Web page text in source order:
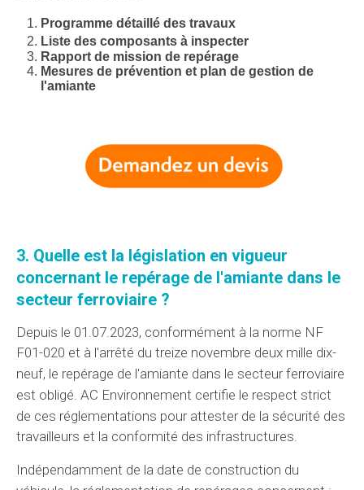
Programme détaillé des travaux
Liste des composants à inspecter
Rapport de mission de repérage
Mesures de prévention et plan de gestion de
l'amiante
3. Quelle est la législation en vigueur
concernant le repérage de l'amiante dans le
secteur ferroviaire ?
Depuis le 01.07.2023, conformément à la norme NF
F01-020 et à l'arrêté du treize novembre deux mille dix-
neuf, le repérage de l'amiante dans le secteurferroviaire
est obligé AC Environnement certifie le respect strict
de ces réglementations pour attester de la sécurité des
travailleurs et la conformité des infrastructures.
Indépendamment de la date de construction du